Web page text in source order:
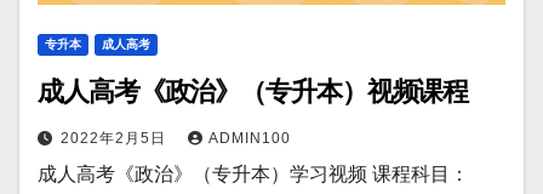
专升本 成人高考
成人高考《政治》（专升本）视频课程
2022年2月5日 ADMIN100
成人高考《政治》（专升本）学习视频 课程科目：